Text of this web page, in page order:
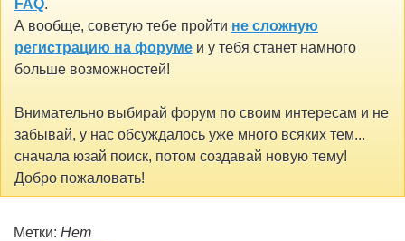
FAQ.
А вообще, советую тебе пройти не сложную
регистрацию на форуме и у тебя станет намного
больше возможностей!
Внимательно выбирай форум по своим интересам и не
забывай, у нас обсуждалось уже много всяких тем...
сначала юзай поиск, потом создавай новую тему!
Добро пожаловать!
Метки: Нет